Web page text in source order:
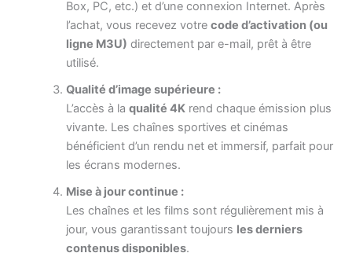
Box, PC, etc.) et d’une connexion Internet. Après
l’achat, vous recevez votre code d’activation (ou
ligne M3U) directement par e-mail, prêt à être
utilisé.
Qualité d’image supérieure :
L’accès à la qualité 4Krend chaque émission plus
vivante. Les chaînes sportives et cinémas
bénéficient d’un rendu net et immersif, parfait pour
les écrans modernes.
Mise à jour continue :
Les chaînes et les films sont régulièrement mis à
jour, vous garantissant toujours les derniers
contenus disponibles.